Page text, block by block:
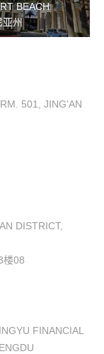
BEACH
亚州
501, JING'AN
DISTRICT,
楼08
FINANCIAL